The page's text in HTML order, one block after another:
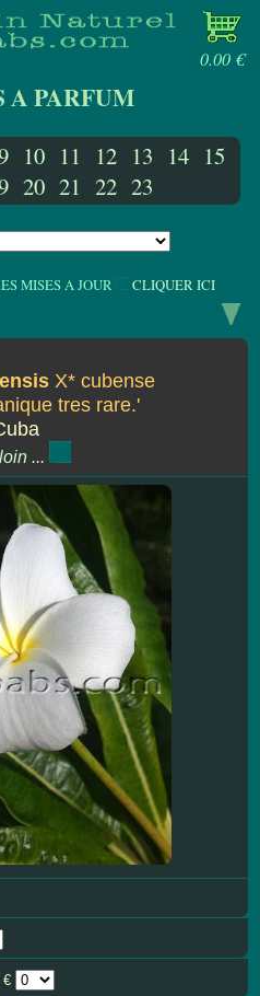
0.00 €
A PARFUM
10 11 12 13 14 15
20 21 22 23
MISES A JOUR CLIQUER ICI
X* cubense
tres rare.'
...
€